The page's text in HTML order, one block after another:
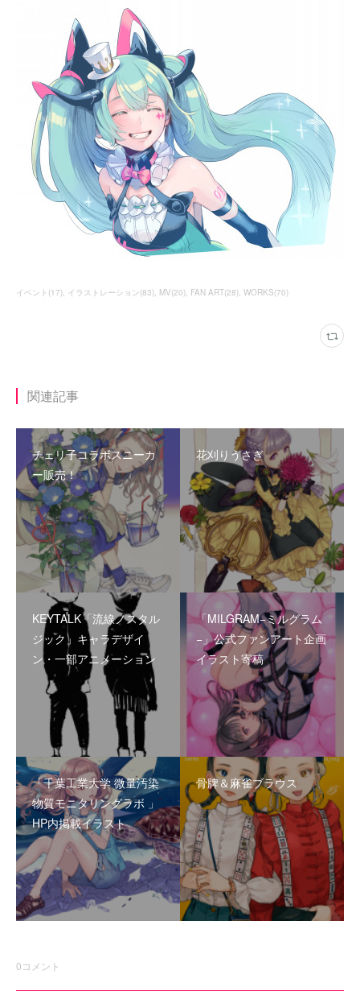
イベント (17) イラストレーション(83) MV(20) FAN ART(28) WORKS(70)
関連記事
チェリ子コラボスニーカ
ー販売！
花刈りうさぎ
KEYTALK「流線ノスタル
ジック」キャラデザイ
ン・一部アニメーション
「MILGRAM−ミルグラム
−」公式ファンアート企画
イラスト寄稿
「千葉工業大学 微量汚染
物質モニタリングラボ 」
HP内掲載イラスト
骨牌＆麻雀ブラウス
0コメント